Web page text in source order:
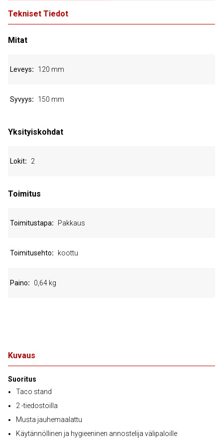
Kuvaus
Suoritus
Taco stand
2 -tiedostoilla
Musta jauhemaalattu
Käytännöllinen ja hygieeninen annostelija välipaloille
Tekniset Tiedot
Mitat
Leveys 120 mm
Syvyys 150 mm
Yksityiskohdat
Lokit 2
Toimitus
Toimitustapa Pakkaus
Toimitusehto koottu
Paino 0,64 kg